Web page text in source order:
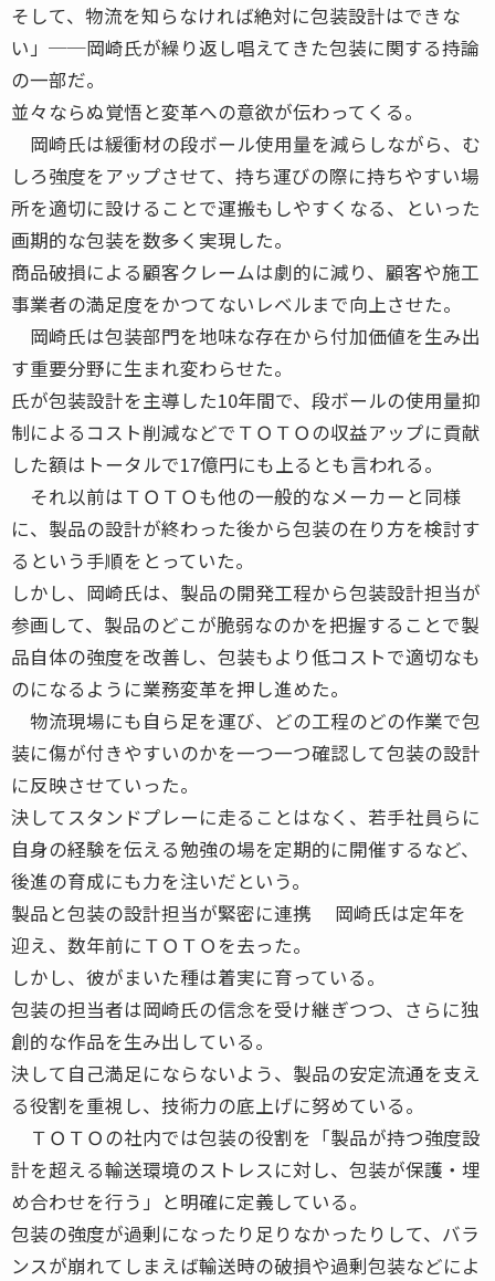
そして、物流を知らなければ絶対に包装設計はできな
い」──岡崎氏が繰り返し唱えてきた包装に関する持論
の一部だ。
並々ならぬ覚悟と変革への意欲が伝わってくる。
岡崎氏は緩衝材の段ボール使用量を減らしながら、む
しろ強度をアップさせて、持ち運びの際に持ちやすい場
所を適切に設けることで運搬もしやすくなる、といった
画期的な包装を数多く実現した。
商品破損による顧客クレームは劇的に減り、顧客や施工
事業者の満足度をかつてないレベルまで向上させた。
岡崎氏は包装部門を地味な存在から付加価値を生み出
す重要分野に生まれ変わらせた。
氏が包装設計を主導した10年間で、段ボールの使用量抑
制によるコスト削減などでＴＯＴＯの収益アップに貢献
した額はトータルで17億円にも上るとも言われる。
それ以前はＴＯＴＯも他の一般的なメーカーと同様
に、製品の設計が終わった後から包装の在り方を検討す
るという手順をとっていた。
しかし、岡崎氏は、製品の開発工程から包装設計担当が
参画して、製品のどこが脆弱なのかを把握することで製
品自体の強度を改善し、包装もより低コストで適切なも
のになるように業務変革を押し進めた。
物流現場にも自ら足を運び、どの工程のどの作業で包
装に傷が付きやすいのかを一つ一つ確認して包装の設計
に反映させていった。
決してスタンドプレーに走ることはなく、若手社員らに
自身の経験を伝える勉強の場を定期的に開催するなど、
後進の育成にも力を注いだという。
製品と包装の設計担当が緊密に連携 岡崎氏は定年を
迎え、数年前にＴＯＴＯを去った。
しかし、彼がまいた種は着実に育っている。
包装の担当者は岡崎氏の信念を受け継ぎつつ、さらに独
創的な作品を生み出している。
決して自己満足にならないよう、製品の安定流通を支え
る役割を重視し、技術力の底上げに努めている。
ＴＯＴＯの社内では包装の役割を「製品が持つ強度設
計を超える輸送環境のストレスに対し、包装が保護・埋
め合わせを行う」と明確に定義している。
包装の強度が過剰になったり足りなかったりして、バラ
ンスが崩れてしまえば輸送時の破損や過剰包装などによ